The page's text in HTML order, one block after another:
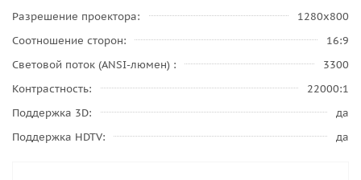
Разрешение проектора
1280x800
Соотношение сторон
16:9
Световой поток (ANSI-люмен)
3300
Контрастность
22000:1
Поддержка 3D
да
Поддержка HDTV
да